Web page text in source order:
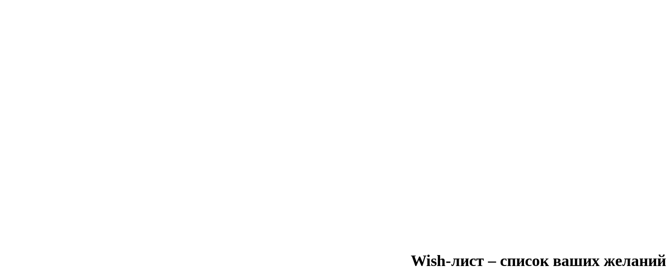
Wish-лист – список ваших желаний